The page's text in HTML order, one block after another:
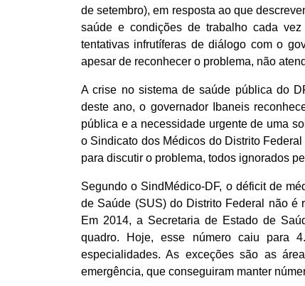
de setembro), em resposta ao que
saúde e condições de trabalho cada
tentativas infrutíferas de diálogo com o
apesar de reconhecer o problema, não
A crise no sistema de saúde pública do
deste ano, o governador Ibaneis
pública e a necessidade urgente de uma
o Sindicato dos Médicos do Distrito
para discutir o problema, todos ignorados
Segundo o SindMédico-DF, o déficit de
de Saúde (SUS) do Distrito Federal não é
Em 2014, a Secretaria de Estado de
quadro. Hoje, esse número caiu para
especialidades. As exceções são as
emergência, que conseguiram manter